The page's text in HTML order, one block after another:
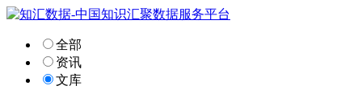
全部
资讯
文库